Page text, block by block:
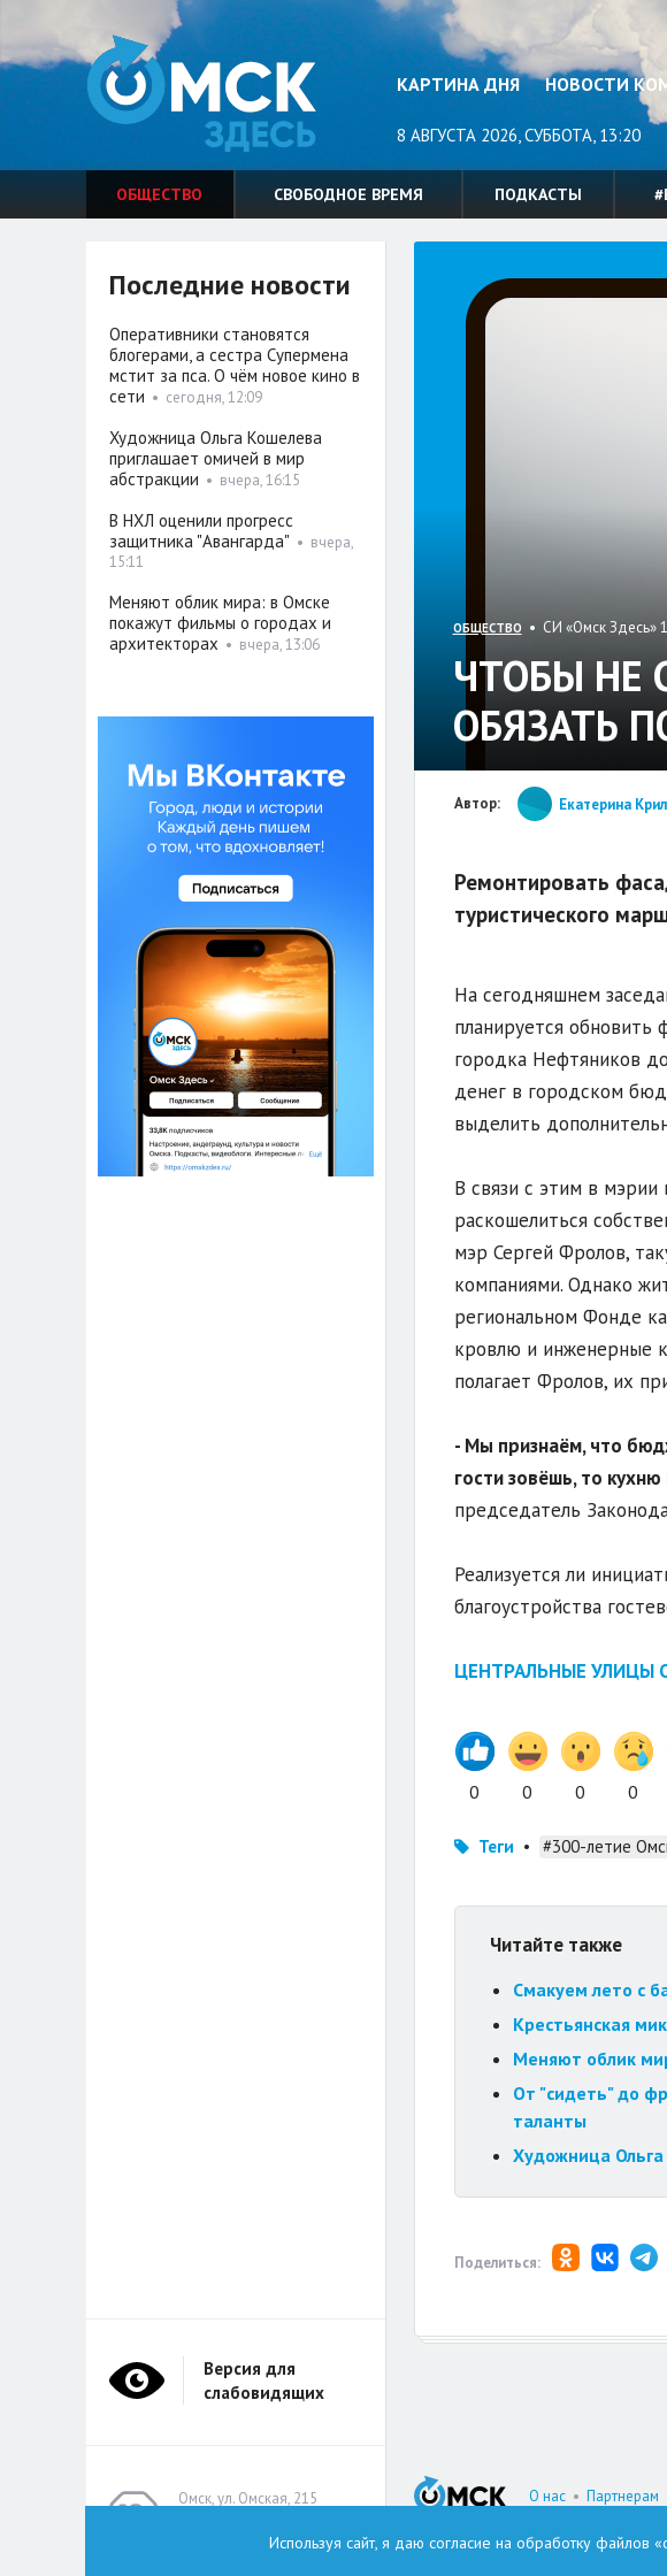
КАРТИНА ДНЯ НОВОСТИ
8 АВГУСТА 2026, СУББОТА, 13:20
ОБЩЕСТВО СВОБОДНОЕ ВРЕМЯ ПОДКАСТЫ
ОБЩЕСТВО • СИ «Омск Здесь»
ЧТОБЫ НЕ
ОБЯЗАТЬ
Автор: Екатерина
Ремонтировать
туристического
На сегодняшнем
планируется
городка Нефтяников
денег в городском
выделить
В связи с этим в
раскошелиться
мэр Сергей Фролов,
компаниями. Однако
региональном Фонде
кровлю и инженерные
полагает Фролов, их
- Мы признаём, что
гости зовёшь, то
председатель
Реализуется ли
благоустройства
ЦЕНТРАЛЬНЫЕ УЛИЦЫ
0 0 0 0
Теги • #300-летие
Читайте также
Смакуем лето с
Крестьянская
Меняют облик
От "сидеть" до
таланты
Художница
Поделиться:
Последние новости
Оперативники становятся
блогерами, а сестра Супермена
мстит за пса. О чём новое кино в
сети • сегодня, 12:09
Художница Ольга Кошелева
приглашает омичей в мир
абстракции • вчера, 16:15
В НХЛ оценили прогресс
защитника "Авангарда" • вчера,
15:11
Меняют облик мира: в Омске
покажут фильмы о городах и
архитекторах • вчера, 13:06
О нас• Партнерам
И.о. главного
Омск, ул. Омская, 215
omskzdes@inbox.ru
Версия для
слабовидящих
Используя сайт, я даю согласие на обработку файлов